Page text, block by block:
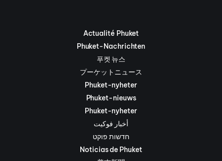
Actualité Phuket
Phuket-Nachrichten
푸켓 뉴스
プーケットニュース
Phuket-nyheter
Phuket-nieuws
Phuket-nyheter
أخبار فوكيت
חדשות פוקט
Noticias de Phuket